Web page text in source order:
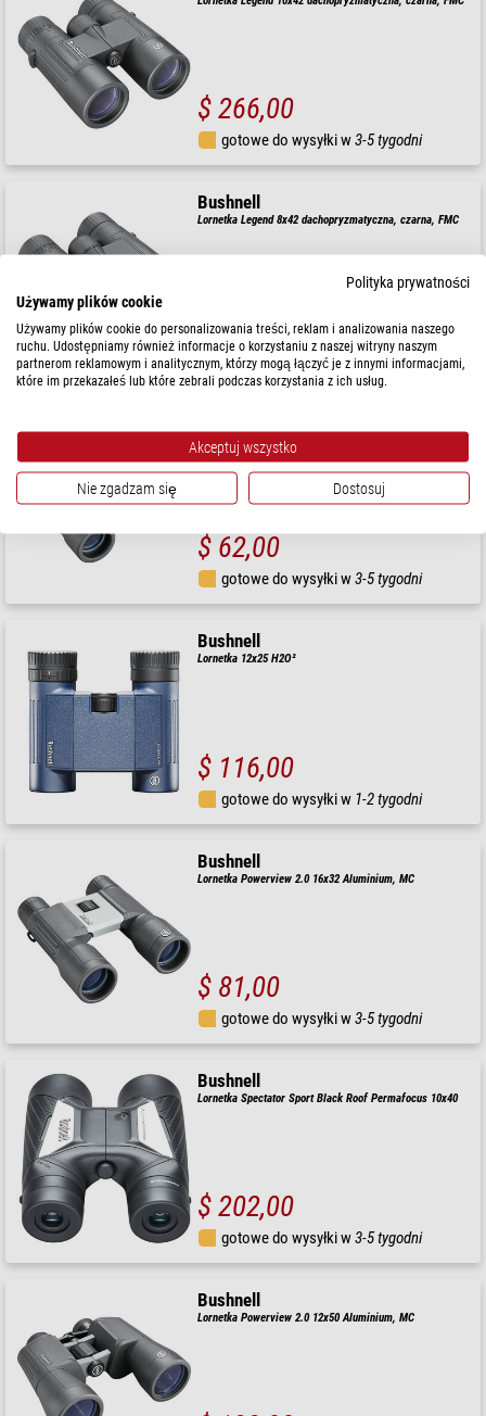
$ 266,00
gotowe do wysyłki w3-5 tygodni
Bushnell
Lornetka Legend 8x42 dachopryzmatyczna, czarna, FMC
$ 231,00
gotowe do wysyłki w3-5 tygodni
Lornetka Powerview 2.0 10x25 Aluminium, MC
$ 62,00
gotowe do wysyłki w3-5 tygodni
Bushnell
Lornetka 12x25 H2O²
$ 116,00
gotowe do wysyłki w 1-2 tygodni
Bushnell
Lornetka Powerview 2.0 16x32 Aluminium, MC
$ 81,00
gotowe do wysyłki w3-5 tygodni
Bushnell
Lornetka Spectator Sport Black Roof Permafocus 10x40
$ 202,00
gotowe do wysyłki w3-5 tygodni
Bushnell
Lornetka Powerview 2.0 12x50 Aluminium, MC
Polityka prywatności
Używamy plików cookie
Używamy plików cookie do personalizowania treści, reklam i analizowania naszego
ruchu. Udostępniamy również informacje o korzystaniu z naszej witryny naszym
partnerom reklamowym i analitycznym, którzy mogą łączyć je z innymi informacjami,
które im przekazałeś lub które zebrali podczas korzystania z ich usług.
Akceptuj wszystko
Nie zgadzam się Dostosuj